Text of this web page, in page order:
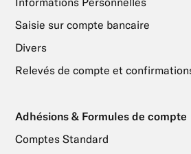
Saisie sur compte bancaire
Divers
Relevés de compte et
Adhésions & Formules de compte
Comptes Standard